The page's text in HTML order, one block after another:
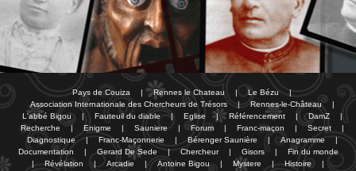
Pays de Couiza | Rennes le Chateau | Le Bézu
|
Association Internationale des Chercheurs de Trésors
| Rennes-le-Château
|
L'abbé Bigou
| Fauteuil du diable | Eglise | Référencement | DamZ
|
Recherche
| Enigme | Sauniere | Forum | Franc-maçon | Secret
|
Diagnostique
| Franc-Maçonnerie | Bérenger Saunière | Anagramme
|
Documentation
| Gerard De Sede | Chercheur | Gisors |
Fin du monde
|
Révélation | Arcadie | Antoine Bigou | Mystere | Histoire |